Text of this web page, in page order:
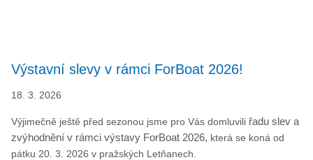
Výstavní slevy v rámci ForBoat 2026!
18. 3. 2026
Výjimečně ještě před sezonou jsme pro Vás domluvili řadu slev a
zvýhodnění v rámci výstavy ForBoat 2026, která se koná od
pátku 20. 3. 2026 v pražských Letňanech.